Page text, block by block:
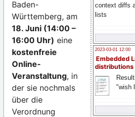
context diffs
lists
2023-03-01 12:00
Embedded
distributions
"wish
Baden-
Württemberg, am
18. Juni (14:00 –
16:00 Uhr) eine
kostenfreie
Online-
Veranstaltung, in
der sie nochmals
über die
Verordnung